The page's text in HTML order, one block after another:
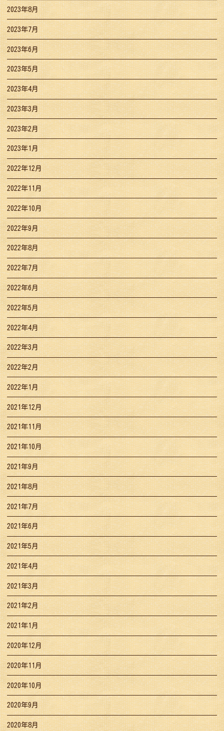
2023年8月
2023年7月
2023年6月
2023年5月
2023年4月
2023年3月
2023年2月
2023年1月
2022年12月
2022年11月
2022年10月
2022年9月
2022年8月
2022年7月
2022年6月
2022年5月
2022年4月
2022年3月
2022年2月
2022年1月
2021年12月
2021年11月
2021年10月
2021年9月
2021年8月
2021年7月
2021年6月
2021年5月
2021年4月
2021年3月
2021年2月
2021年1月
2020年12月
2020年11月
2020年10月
2020年9月
2020年8月